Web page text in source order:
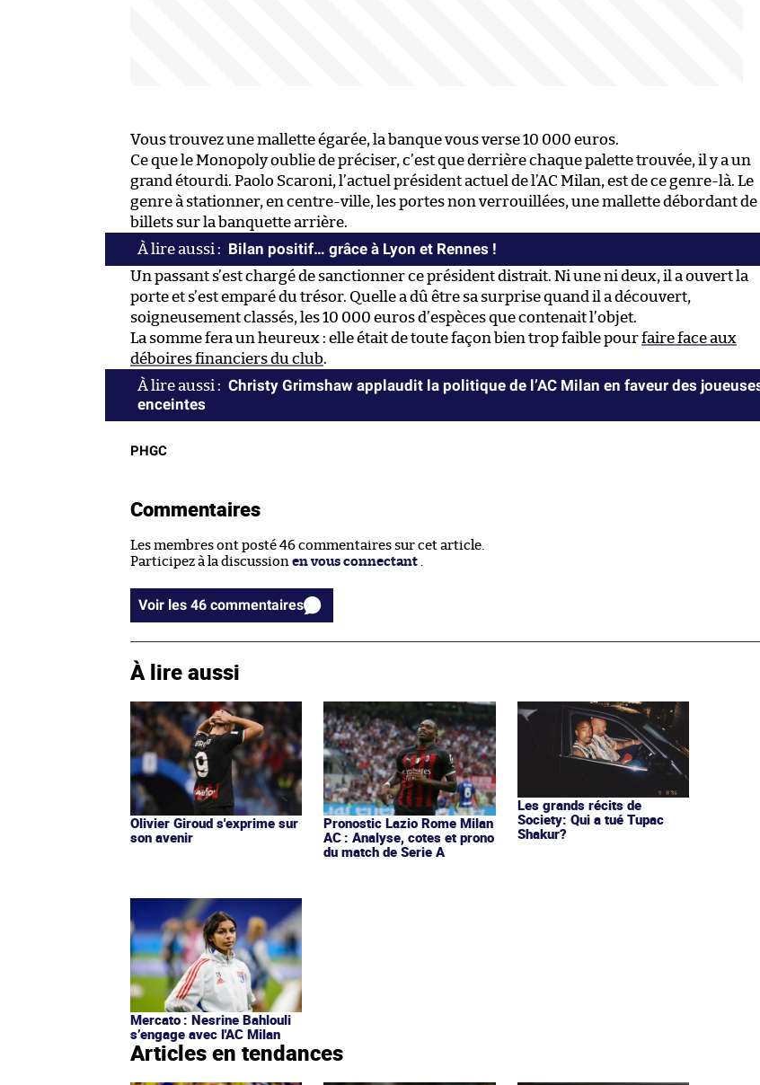
Vous trouvez une mallette égarée, la banque vous verse 10 000 euros.
Ce que le Monopoly oublie de préciser, c’est que derrière chaque palette trouvée, il y a un
grand étourdi. Paolo Scaroni, l’actuel président actuel de l’AC Milan, est de ce genre-là. Le
genre à stationner, en centre-ville, les portes non verrouillées, une mallette débordant de
billets sur la banquette arrière.
Bilan positif… grâce à Lyon et Rennes !
Un passant s’est chargé de sanctionner ce président distrait. Ni une ni deux, il a ouvert la
porte et s’est emparé du trésor. Quelle a dû être sa surprise quand il a découvert,
soigneusement classés, les 10 000 euros d’espèces que contenait l’objet.
La somme fera un heureux : elle était de toute façon bien trop faible pourfaire face aux
déboires financiers du club.
Christy Grimshaw applaudit la politique de l’AC Milan en faveur des
enceintes
PHGC
Commentaires
Les membres ont posté 46 commentaires sur cet article.
Participez à la discussion en vous connectant
Voir les 46 commentaires
À lire aussi
Olivier Giroud s'exprime sur
son avenir
Pronostic Lazio Rome Milan
AC : Analyse, cotes et prono
du match de Serie A
Les grands récits de
Society: Qui a tué Tupac
Shakur?
Mercato : Nesrine Bahlouli
s’engage avec l'AC Milan
Articles en tendances